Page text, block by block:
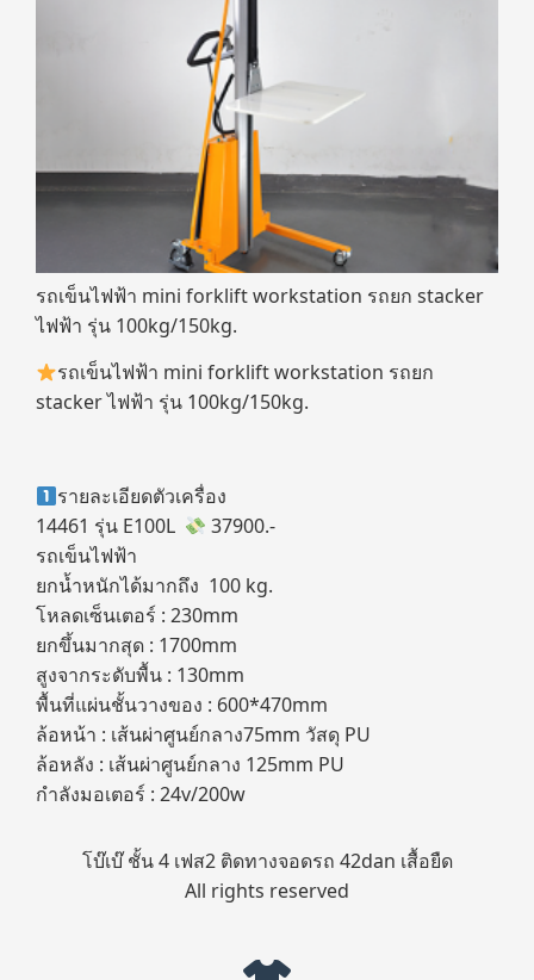
รถเข็นไฟฟ้า mini forklift workstation รถยก stacker
ไฟฟ้า รุ่น 100kg/150kg.
รถเข็นไฟฟ้า mini forklift workstation รถยก
stacker ไฟฟ้า รุ่น 100kg/150kg.
รายละเอียดตัวเครื่อง
14461 รุ่น E100L
37900.-
รถเข็นไฟฟ้า
ยกน้ำหนักได้มากถึง 100 kg.
โหลดเซ็นเตอร์ : 230mm
ยกขึ้นมากสุด : 1700mm
สูงจากระดับพื้น : 130mm
พื้นที่แผ่นชั้นวางของ : 600*470mm
ล้อหน้า : เส้นผ่าศูนย์กลาง75mm วัสดุ PU
ล้อหลัง : เส้นผ่าศูนย์กลาง 125mm PU
กำลังมอเตอร์ : 24v/200w
โบ๊เบ๊ ชั้น 4 เฟส2 ติดทางจอดรถ 42dan เสื้อยืด
All rights reserved